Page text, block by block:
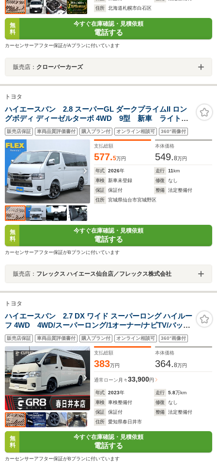
住所
北海道札幌市白石区
無
料
今すぐ在庫確認・見積依頼
電話する
カーセンサーアフター保証がAプランに付いています
販売店： クローバーカーズ
トヨタ
ハイエースバン 2.8 スーパーGL ダークプライムII ロン
グボディ ディーゼルターボ 4WD 9型 新車 ライトカ
スタム済み 1インチローダウン ベットキット アーバ
ングランデアルミホイル ナスカータイヤ アルティメ
ットライプ2LEDテール 両側パワスラ バイビームヘッ
トライト 寒冷地仕様
販売店保証 車両品質評価書付 購入プラン付 オンライン相談可 360°画像付
支払総額
577.5万円
本体価格
549.8万円
年式 2026年 走行 11km
車検
新車未登録 修復
なし
保証
保証付 整備
法定整備付
住所
宮城県仙台市宮城野区
無
料
今すぐ在庫確認・見積依頼
電話する
カーセンサーアフター保証がBプランに付いています
販売店： フレックス ハイエース仙台店／フレックス株式会社
トヨタ
ハイエースバン 2.7 DX ワイド スーパーロング ハイルー
フ 4WD 4WD/スーパーロング/1オーナー/ナビTV/バック
カメラ/ETC/ドライブレコーダー/モデリスタフロントスポ
イラー/17inアルミホイール/LEDフォグライト/ローダウ
ン/カヤバショックアブソーバー
販売店保証 車両品質評価書付 購入プラン付 オンライン相談可 360°画像付
支払総額
383万円
本体価格
364.8万円
通常ローン 月々33,900円
年式 2023年 走行 5.8万km
車検
車検整備付 修復
なし
保証
保証付 整備
法定整備付
住所
愛知県春日井市
無
料
今すぐ在庫確認・見積依頼
電話する
カーセンサーアフター保証がBプランに付いています